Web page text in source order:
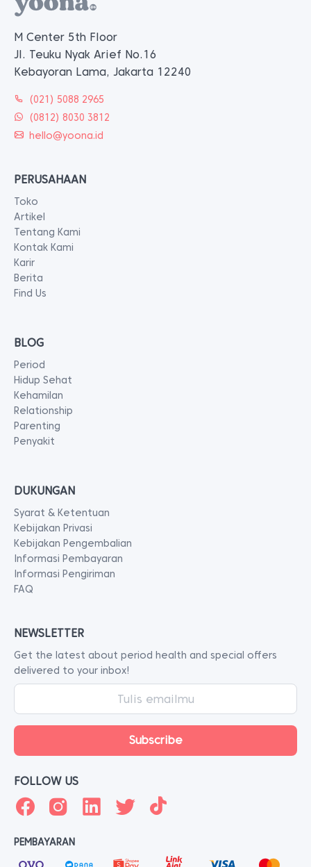
M Center 5th Floor
Jl. Teuku Nyak Arief No.16
Kebayoran Lama, Jakarta 12240
(021) 5088 2965
(0812) 8030 3812
hello@yoona.id
PERUSAHAAN
Toko
Artikel
Tentang Kami
Kontak Kami
Karir
Berita
Find Us
BLOG
Period
Hidup Sehat
Kehamilan
Relationship
Parenting
Penyakit
DUKUNGAN
Syarat & Ketentuan
Kebijakan Privasi
Kebijakan Pengembalian
Informasi Pembayaran
Informasi Pengiriman
FAQ
NEWSLETTER
Get the latest about period health and special offers
delivered to your inbox!
FOLLOW US
PEMBAYARAN